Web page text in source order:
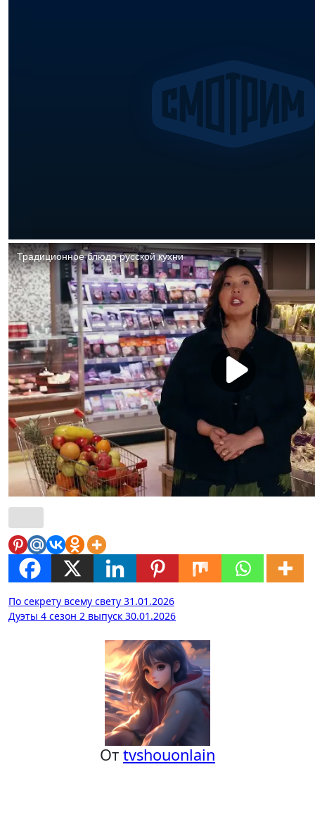
Навигация
по
По секрету всему свету 31.01.2026
Дуэты 4 сезон 2 выпуск 30.01.2026
От tvshouonlain